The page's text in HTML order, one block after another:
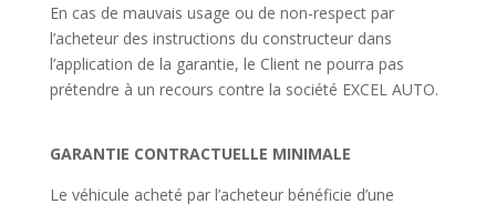
En cas de mauvais usage ou de non-respect par
l’acheteur des instructions du constructeur dans
l’application de la garantie, le Client ne pourra pas
prétendre à un recours contre la société EXCEL AUTO.
GARANTIE CONTRACTUELLE MINIMALE
Le véhicule acheté par l’acheteur bénéficie d’une